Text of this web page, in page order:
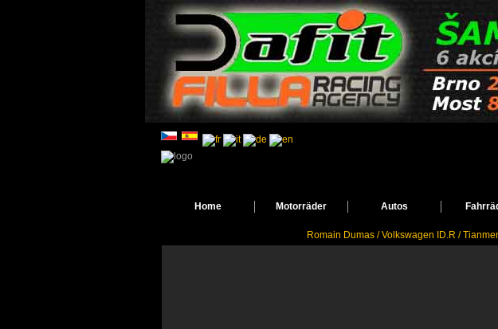
Home
Motorräder Autos
Romain Dumas / Volkswagen ID.R /